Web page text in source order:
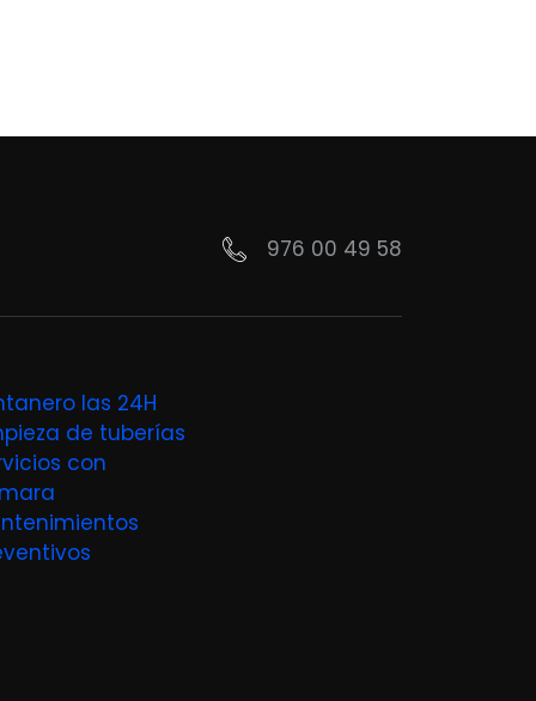
976 00 49 58
las 24H
de tuberías
con